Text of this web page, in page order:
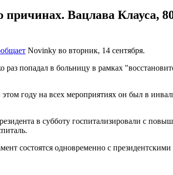
Вацлава Клауса,
Novinky во вторник, 14 сентября.
попадал в больницу в рамках
году на всех мероприятиях он был в
в субботу госпитализировали с
состоятся одновременно с президентскими